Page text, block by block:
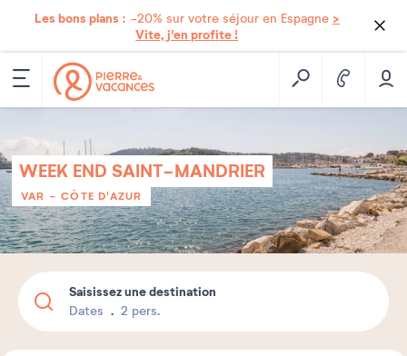
Les bons plans : -20% sur votre séjour en Espagne >
Vite, j'en profite !
WEEK END SAINT-MANDRIER
VAR - CÔTE D'AZUR
Saisissez une destination
Dates 2 pers.